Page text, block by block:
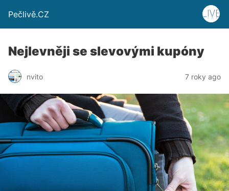
Pečlivě.CZ
Nejlevněji se slevovými kupóny
nvito 7 roky ago